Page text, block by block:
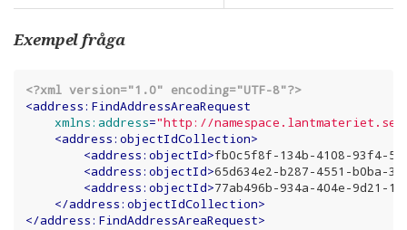
Exempel fråga
<?xml version="1.0" encoding="UTF-8"?>
<address:FindAddressAreaRequest
xmlns:address="http://namespace.lantmateriet.se/
<address:objectIdCollection>
<address:objectId>fb0c5f8f-134b-4108-93f4-
<address:objectId>65d634e2-b287-4551-b0ba-
<address:objectId>77ab496b-934a-404e-9d21-
</address:objectIdCollection>
</address:FindAddressAreaRequest>